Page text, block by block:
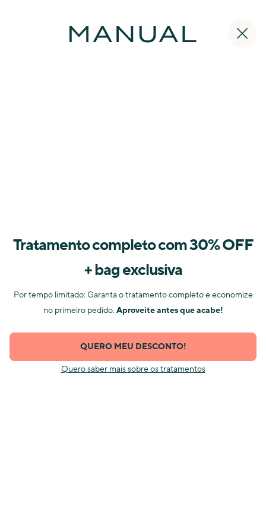
Tratamento completo com 30% OFF
+ bag exclusiva
Por tempo limitado: Garanta o tratamento completo e economize
no primeiro pedido. Aproveite antes que acabe!
QUERO MEU DESCONTO!
Quero saber mais sobre os tratamentos